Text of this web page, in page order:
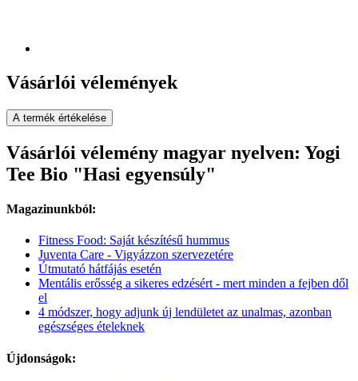
Vásárlói vélemények
A termék értékelése
Vásárlói vélemény magyar nyelven: Yogi
Tee Bio "Hasi egyensúly"
Magazinunkból:
Fitness Food: Saját készítésű hummus
Juventa Care - Vigyázzon szervezetére
Útmutató hátfájás esetén
Mentális erősség a sikeres edzésért - mert minden a fejben dől
el
4 módszer, hogy adjunk új lendületet az unalmas, azonban
egészséges ételeknek
Újdonságok: